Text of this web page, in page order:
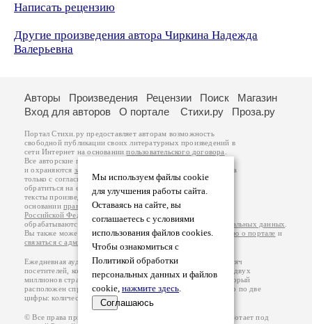
Написать рецензию
Другие произведения автора Чиркина Надежда
Валерьевна
Мы используем файлы cookie
для улучшения работы сайта.
Оставаясь на сайте, вы
соглашаетесь с условиями
использования файлов cookies.
Чтобы ознакомиться с
Политикой обработки
персональных данных и файлов
cookie, нажмите здесь.
Соглашаюсь
Авторы Произведения Рецензии Поиск
Магазин
Вход для авторов
О портале Стихи.ру Проза.ру
Портал Стихи.ру предоставляет авторам возможность
свободной публикации своих литературных произведений в
сети Интернет на основаниипользовательского договора
Все авторские права на произведения принадлежат авторам
и охраняются законом
. Перепечатка произведений возможна
только с согласия его автора, к которому вы можете
обратиться на его авторской странице. Ответственность за
тексты произведений авторы несут самостоятельно на
основанииправил публикацииизаконодательства
Российской Федерации
обрабатываются на основанииПолитики обработки персональных данных
Вы также можете посмотреть более подробнуюинформацию о портале и
связаться с администрацией
Ежедневная аудитория портала Стихи.ру – порядка 200 тысяч
посетителей, которые в общей сумме просматривают более двух
миллионов страниц по данным счетчика посещаемости, который
расположен справа от этого текста. В каждой графе указано по две
цифры: количество просмотров и количество посетителей.
© Все права принадлежат авторам, 2000-2026. Портал работает под